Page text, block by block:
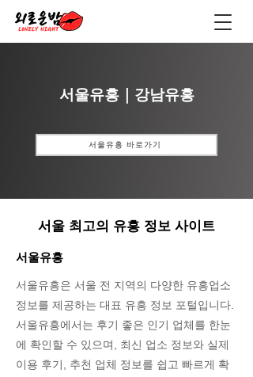
서울유흥｜강남유흥
서울유흥 바로가기
서울 최고의 유흥 정보 사이트
서울유흥
서울유흥은 서울 전 지역의 다양한 유흥업소
정보를 제공하는 대표 유흥 정보 포털입니다.
서울유흥에서는 후기 좋은 인기 업체를 한눈
에 확인할 수 있으며, 최신 업소 정보와 실제
이용 후기, 추천 업체 정보를 쉽고 빠르게 확